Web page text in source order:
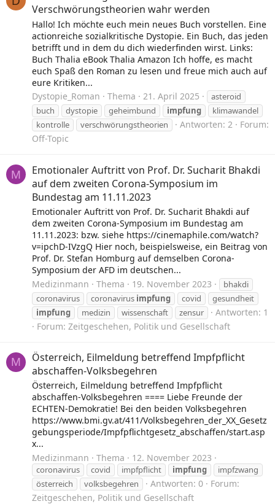
Verschwörungstheorien wahr werden
Hallo! Ich möchte euch mein neues Buch vorstellen. Eine
actionreiche sozialkritische Dystopie. Ein Buch, das jeden
betrifft und in dem du dich wiederfinden wirst. Links:
Buch Thalia eBook Thalia Amazon Ich hoffe, es macht
euch Spaß den Roman zu lesen und freue mich auch auf
eure Kritiken...
Dystopie_Roman
Thema 21. April 2025
asteroid
buch
dystopie geheimbund impfung
klimawandel
kontrolle
verschwörungstheorien Antworten: 2
Forum:
Off-Topic
M
Emotionaler Auftritt von Prof. Dr. Sucharit Bhakdi
auf dem zweiten Corona-Symposium im
Bundestag am 11.11.2023
Emotionaler Auftritt von Prof. Dr. Sucharit Bhakdi auf
dem zweiten Corona-Symposium im Bundestag am
11.11.2023: bzw. siehe https://cinemaphile.com/watch?
v=ipchD-IVzgQ Hier noch, beispielsweise, ein Beitrag von
Prof. Dr. Stefan Homburg auf demselben Corona-
Symposium der AFD im deutschen...
Medizinmann
Thema 19. November 2023
bhakdi
coronavirus
coronavirus impfung covid
gesundheit
impfung
medizin wissenschaft zensur
Antworten: 1
Forum: Zeitgeschehen, Politik und Gesellschaft
M
Österreich, Eilmeldung betreffend Impfpflicht
abschaffen-Volksbegehren
Österreich, Eilmeldung betreffend Impfpflicht
abschaffen-Volksbegehren ==== Liebe Freunde der
ECHTEN-Demokratie! Bei den beiden Volksbegehren
https://www.bmi.gv.at/411/Volksbegehren_der_XX_Gesetz
gebungsperiode/Impfpflichtgesetz_abschaffen/start.asp
x...
Medizinmann
Thema 12. November 2023
coronavirus covid impfpflicht impfung
impfzwang
österreich
volksbegehren Antworten: 0
Forum:
Zeitgeschehen, Politik und Gesellschaft